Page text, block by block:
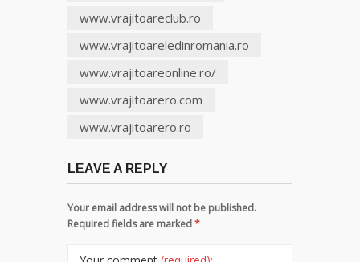
www.vrajitoareclub.ro
www.vrajitoareledinromania.ro
www.vrajitoareonline.ro/
www.vrajitoarero.com
www.vrajitoarero.ro
LEAVE A REPLY
Your email address will not be published.
Required fields are marked*